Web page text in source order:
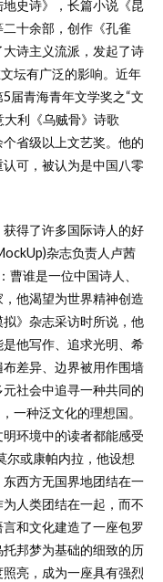
史诗》，长篇小说《昆
十余部，创作《孔雀
诗主义流派，发起了诗
坛有广泛的影响。近年
届青海青年文学奖之“文
利《乌贼骨》诗歌
省级以上文艺奖。他的
可，被认为是中国八零
得了许多国际诗人的好
杂志负责人卢茜
曹谁是一位中国诗人、
他渴望为世界精神创造
》杂志采访时所说，他
他写作、追求光明、希
差异、边界被用作围墙
社会中追寻一种共同的
一种泛文化的理想国。
环境中的读者都能感受
尔或康帕内拉，他设想
西方无国界地团结在一
人类团结在一起，而不
和文化建造了一座包罗
邦梦为基础的细致的历
亮，成为一座具有强烈